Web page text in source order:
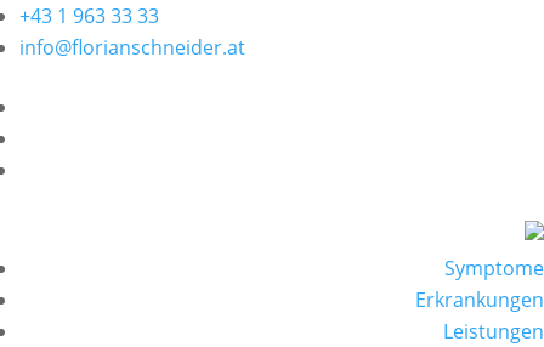
+43 1 963 33 33
info@florianschneider.at
Symptome
Erkrankungen
Leistungen